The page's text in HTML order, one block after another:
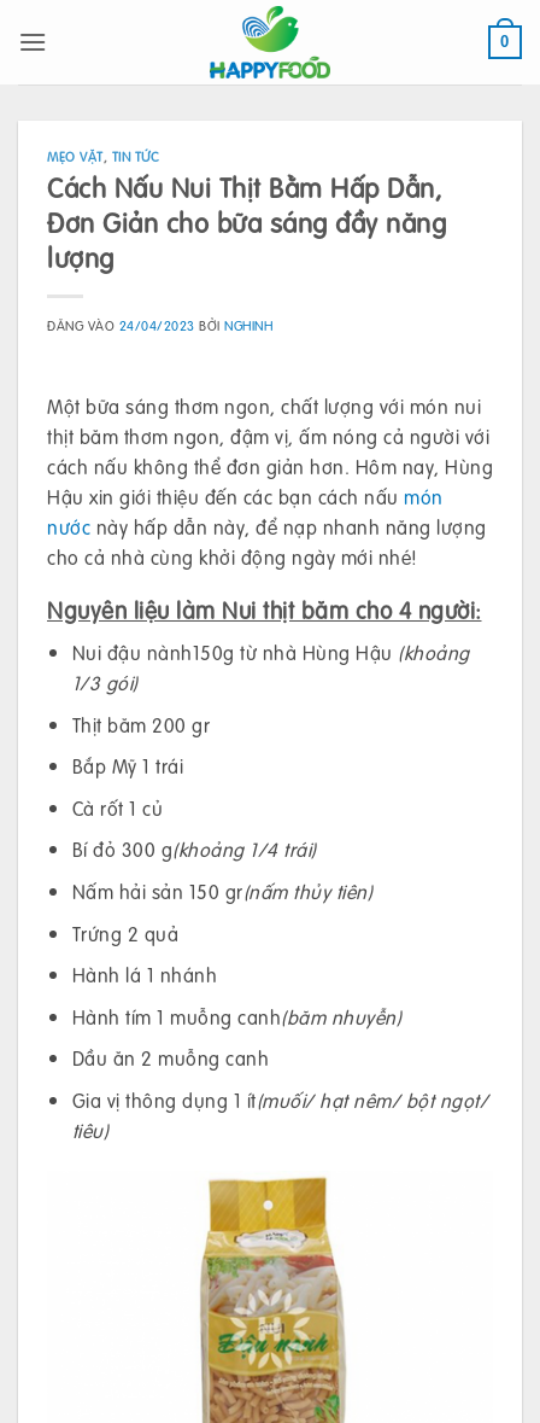
qua
0
MẸO VẶT, TIN TỨC
Cách Nấu Nui Thịt Bằm Hấp Dẫn,
Đơn Giản cho bữa sáng đầy năng
lượng
ĐĂNG VÀO 24/04/2023 BỞINGHINH
Một bữa sáng thơm ngon, chất lượng với món nui
thịt băm thơm ngon, đậm vị, ấm nóng cả người với
cách nấu không thể đơn giản hơn. Hôm nay, Hùng
Hậu xin giới thiệu đến các bạn cách nấu món
nước này hấp dẫn này, để nạp nhanh năng lượng
cho cả nhà cùng khởi động ngày mới nhé!
Nguyên liệu làm Nui thịt băm cho 4 người:
Nui đậu nành150g từ nhà Hùng Hậu (khoảng
1/3 gói)
Thịt băm 200 gr
Bắp Mỹ 1 trái
Cà rốt 1 củ
Bí đỏ 300 g(khoảng 1/4 trái)
Nấm hải sản 150 gr(nấm thủy tiên)
Trứng 2 quả
Hành lá 1 nhánh
Hành tím 1 muỗng canh(băm nhuyễn)
Dầu ăn 2 muỗng canh
Gia vị thông dụng 1 ít(muối/ hạt nêm/ bột ngọt/
tiêu)